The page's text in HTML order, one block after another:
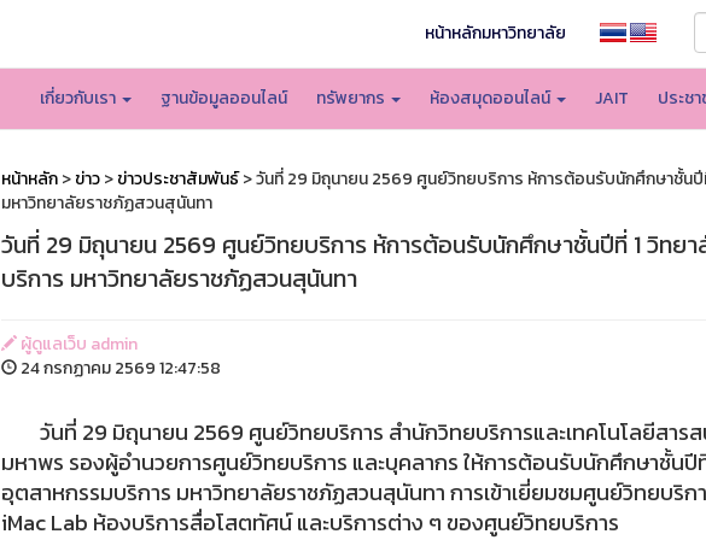
หน้าหลักมหาวิทยาลัย
เกี่ยวกับเรา ฐานข้อมูลออนไลน์ ทรัพยากร ห้องสมุดออนไลน์ JAIT ประช
หน้าหลัก>ข่าว>ข่าวประชาสัมพันธ์> วันที่ 29 มิถุนายน 2569 ศูนย์วิทยบริการ ห้การต้อนรับนักศึกษาชั้น
มหาวิทยาลัยราชภัฏสวนสุนันทา
วันที่ 29 มิถุนายน 2569 ศูนย์วิทยบริการ ห้การต้อนรับนักศึกษาชั้นปีที่ 1 วิทย
บริการ มหาวิทยาลัยราชภัฏสวนสุนันทา
ผู้ดูแลเว็บ admin
24 กรกฏาคม 2569 12:47:58
วันที่ 29 มิถุนายน 2569 ศูนย์วิทยบริการ สำนักวิทยบริการและเทคโนโลยีสาร
มหาพร รองผู้อำนวยการศูนย์วิทยบริการ และบุคลากร ให้การต้อนรับนักศึกษาชั้นปี
อุตสาหกรรมบริการ มหาวิทยาลัยราชภัฏสวนสุนันทา การเข้าเยี่ยมชมศูนย์วิทยบริ
iMac Lab ห้องบริการสื่อโสตทัศน์ และบริการต่าง ๆ ของศูนย์วิทยบริการ